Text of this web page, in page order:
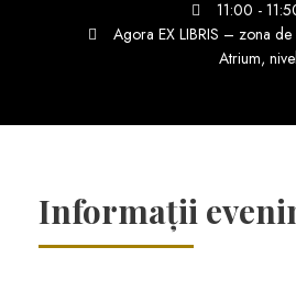
11:00 -
Agora EX LIBRIS – zona de
Atrium,
Informații